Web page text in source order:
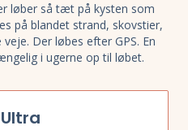
løber så tæt på kysten som
på blandet strand, skovstier,
Der løbes efter GPS. En
i ugerne op til løbet.